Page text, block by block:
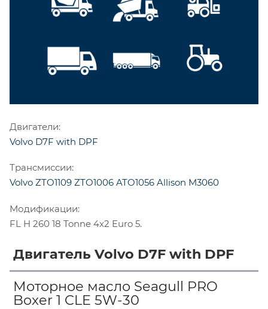
Двигатели:
Volvo D7F with DPF
Трансмиссии:
Volvo ZTO1109 ZTO1006 ATO1056 Allison M3060
Модификации:
FL H 260 18 Tonne 4x2 Euro 5.
Двигатель Volvo D7F with DPF
Моторное масло Seagull PRO
Boxer 1 CLE 5W-30